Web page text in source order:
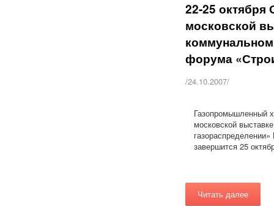
22-25 октября
московской
форума
/24.10.2007/
Газопромышленный
московской
завершится 25
Читать далее